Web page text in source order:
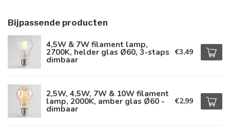
Bijpassende producten
4,5W & 7W filament lamp,
2700K, helder glas Ø60, 3-staps
dimbaar
€3,49
2,5W, 4,5W, 7W & 10W filament
lamp, 2000K, amber glas Ø60 -
dimbaar
€2,99